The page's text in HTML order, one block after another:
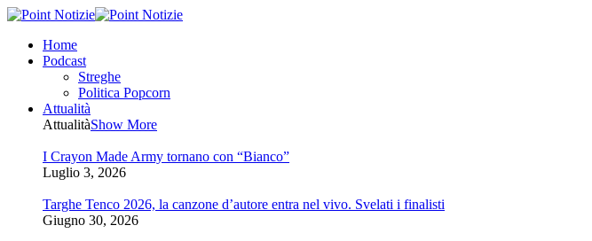
Home
Podcast
Streghe
Politica Popcorn
Attualità
AttualitàShow More
I Crayon Made Army tornano con “Bianco”
Luglio 3, 2026
Targhe Tenco 2026, la canzone d’autore entra nel vivo. Svelati i finalisti
Giugno 30, 2026